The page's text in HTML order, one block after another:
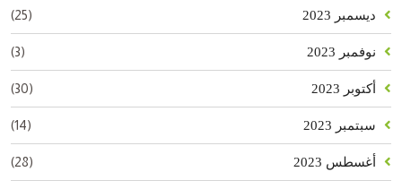
ديسمبر 2023 (25)
نوفمبر 2023 (3)
أكتوبر 2023 (30)
سبتمبر 2023 (14)
أغسطس 2023 (28)